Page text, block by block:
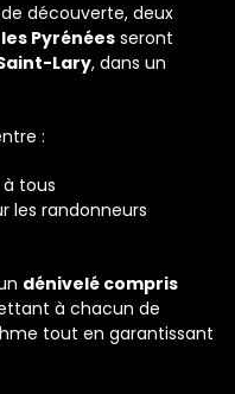
découverte, deux
Pyrénées seront
Lary, dans un
:
tous
les randonneurs
dénivelé compris
à chacun de
tout en garantissant